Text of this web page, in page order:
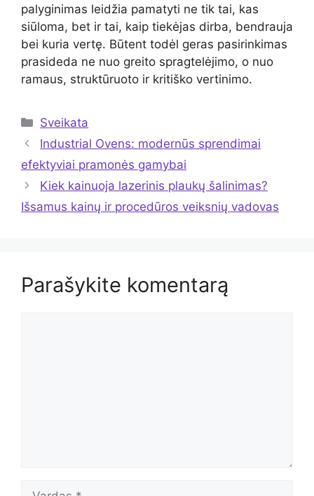
palyginimas leidžia pamatyti ne tik tai, kas
siūloma, bet ir tai, kaip tiekėjas dirba, bendrauja
bei kuria vertę. Būtent todėl geras pasirinkimas
prasideda ne nuo greito spragtelėjimo, o nuo
ramaus, struktūruoto ir kritiško vertinimo.
Kategorijos
Sveikata
Industrial Ovens: modernūs sprendimai
efektyviai pramonės gamybai
Kiek kainuoja lazerinis plaukų šalinimas?
Išsamus kainų ir procedūros veiksnių vadovas
Parašykite komentarą
Vardas